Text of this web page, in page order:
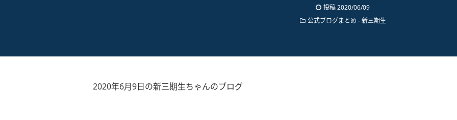
投稿2020/06/09
公式ブログまとめ -新三期生
2020年6月9日の新三期生ちゃんのブログ